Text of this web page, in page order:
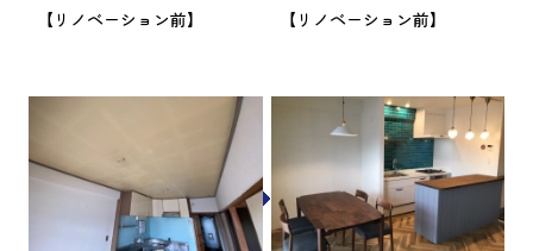
【リノベーション前】 【リノベーション前】